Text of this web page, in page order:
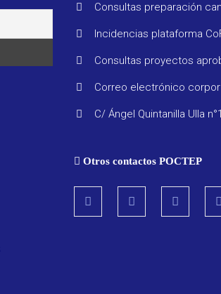
Consultas preparación
Incidencias plataforma
Consultas proyectos
Correo electrónico
C/ Ángel Quintanilla Ulla
Otros contactos POCTEP